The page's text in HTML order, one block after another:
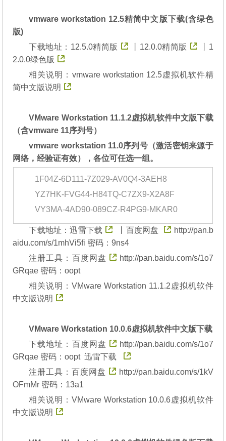
vmware workstation 12.5精简中文版下载(含绿色
版)
下载地址： 12.5.0精简版 12.0.0精简版
1
2.0.0绿色版
相关说明： vmware workstation 12.5虚拟机软件精
简中文版说明
VMware Workstation 11.1.2虚拟机软件中文版下载
（含vmware 11序列号）
vmware workstation 11.0序列号（激活密钥来源于
网络，经验证有效），各位可任选一组。
1F04Z-6D111-7Z029-AV0Q4-3AEH8
YZ7HK-FVG44-H84TQ-C7ZX9-X2A8F
VY3MA-4AD90-089CZ-R4PG9-MKAR0
下载地址：迅雷下载 百度网盘
http://pan.b
aidu.com/s/1mhVi5fi 密码：9ns4
注册工具： 百度网盘
http://pan.baidu.com/s/1o7
GRqae 密码：oopt
相关说明：VMware Workstation 11.1.2虚拟机软件
中文版说明
VMware Workstation 10.0.6虚拟机软件中文版下载
下载地址： 百度网盘
http://pan.baidu.com/s/1o7
GRqae 密码：oopt迅雷下载
注册工具： 百度网盘
http://pan.baidu.com/s/1kV
OFmMr 密码：13a1
相关说明： VMware Workstation 10.0.6虚拟机软件
中文版说明